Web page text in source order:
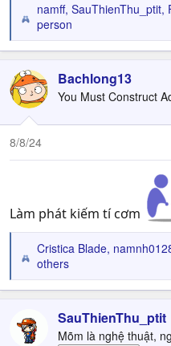
R
e
a
c
t
i
n
s
:
namff, SauThienThu_ptit,
person
Bachlong13
You Must Construct
8/8/24
Làm phát kiếm tí cơm
R
e
a
t
Cristica Blade,
others
SauThienThu_ptit
Mõm là nghệ thuật,